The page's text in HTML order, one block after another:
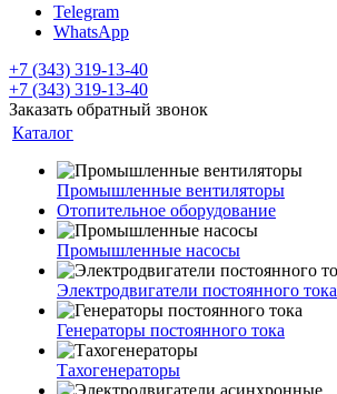
Telegram
WhatsApp
+7 (343) 319-13-40
+7 (343) 319-13-40
Заказать обратный звонок
Каталог
Промышленные вентиляторы
Отопительное оборудование
Промышленные насосы
Электродвигатели постоянного тока
Генераторы постоянного тока
Тахогенераторы